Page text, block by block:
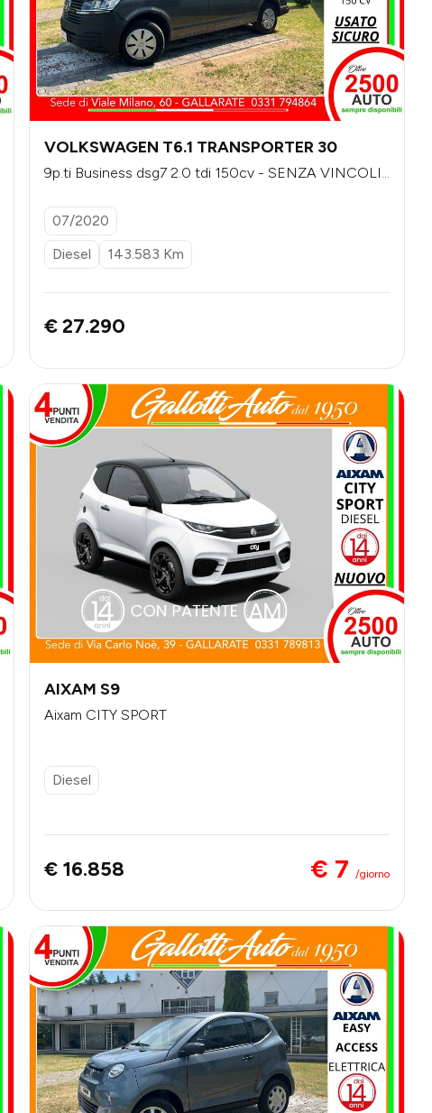
VOLKSWAGEN T6.1 TRANSPORTER 30
9p.ti Business dsg7 2.0 tdi 150cv - SENZA VINCOLI
07/2020
Diesel
143.583 Km
€ 27.290
AIXAM S9
Aixam CITY SPORT
Diesel
€ 16.858 € 7 /giorno